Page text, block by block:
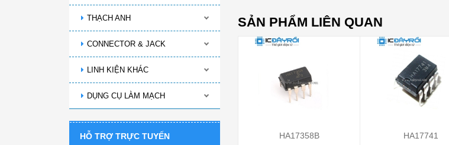
THẠCH ANH
CONNECTOR & JACK
LINH KIỆN KHÁC
DỤNG CỤ LÀM MẠCH
HỖ TRỢ TRỰC TUYẾN
SẢN PHẨM LIÊN QUAN
HA17358B HA17741